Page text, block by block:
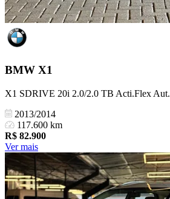
BMW X1
X1 SDRIVE 20i 2.0/2.0 TB Acti.Flex Aut.
2013/2014
117.600 km
R$ 82.900
Ver mais